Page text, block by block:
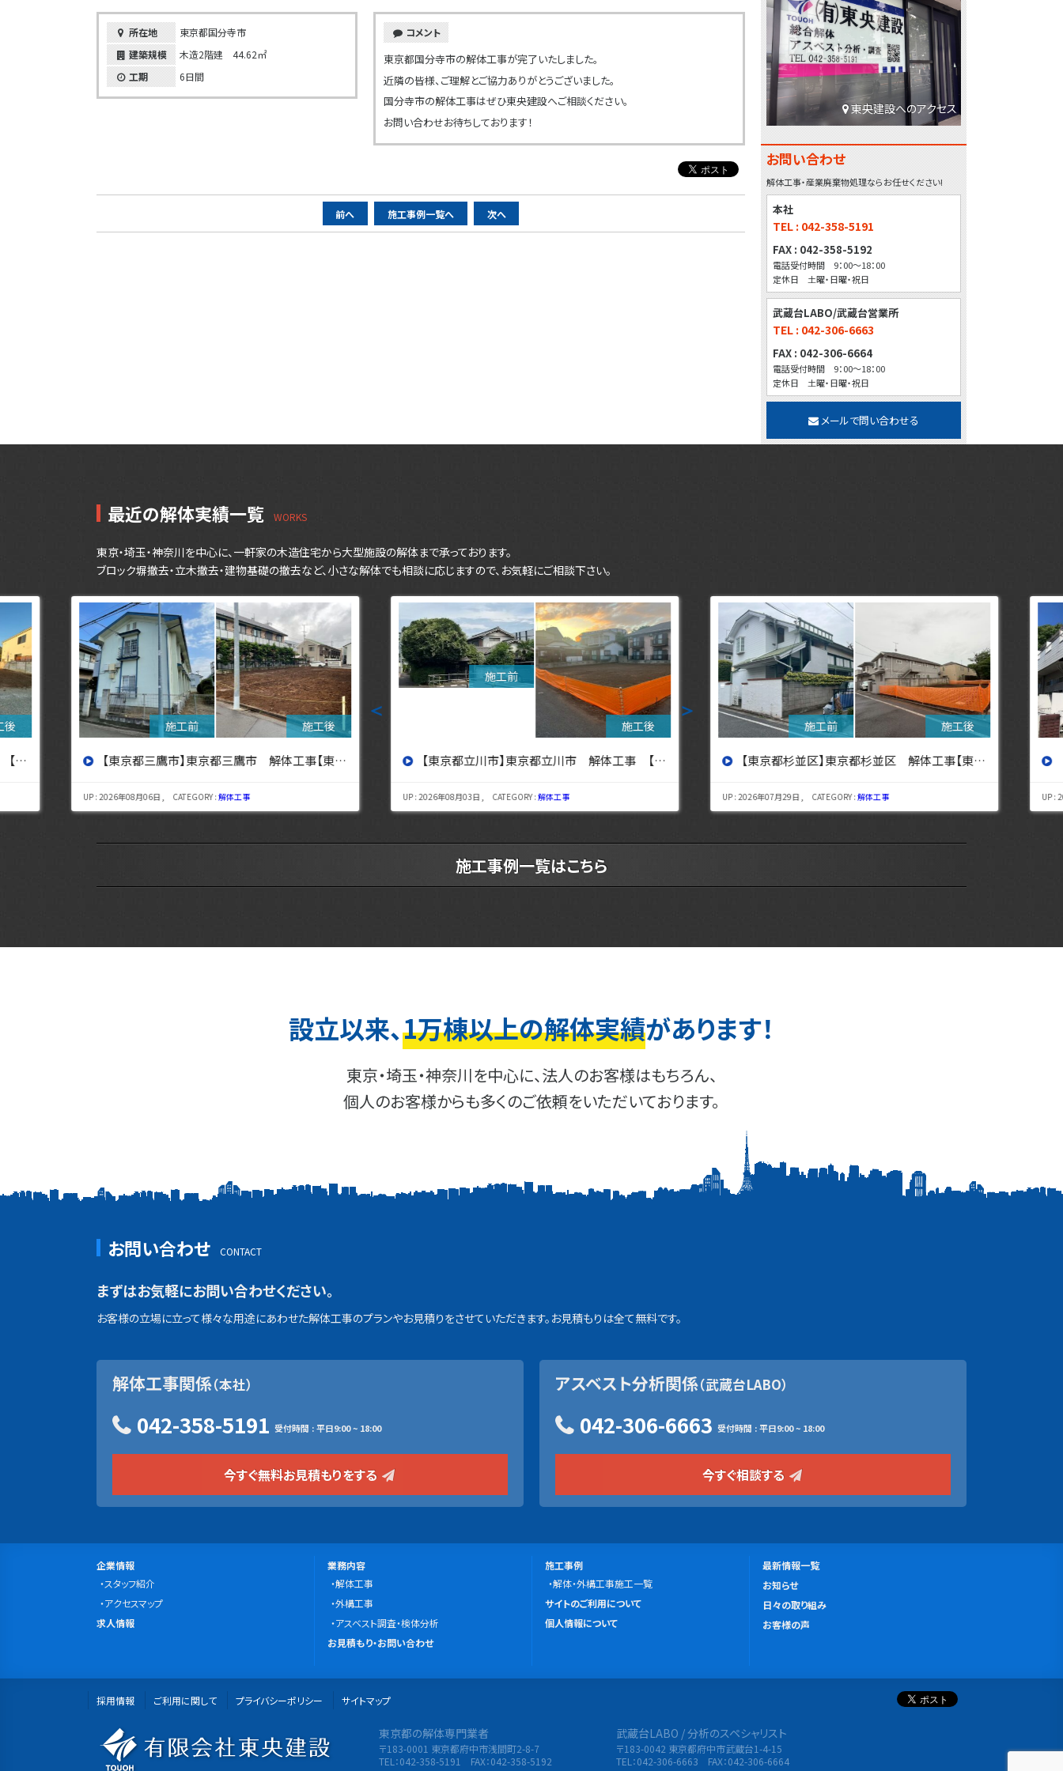
所在地
東京都国分寺市
建築規模
木造2階建 44.62㎡
工期
6日間
コメント
東京都国分寺市の解体工事が完了いたしました。
近隣の皆様、ご理解とご協力ありがとうございました。
国分寺市の解体工事はぜひ東央建設へご相談ください。
お問い合わせお待ちしております！
ー
前へ 施工事例一覧へ 次へ
東央建設へのアクセス
お問い合わせ
解体工事・産業廃棄物処理ならお任せください!
本社
TEL : 042-358-5191
FAX : 042-358-5192
電話受付時間 9：00～18：00
定休日 土曜・日曜・祝日
武蔵台LABO/武蔵台営業所
TEL : 042-306-6663
FAX : 042-306-6664
電話受付時間 9：00～18：00
定休日 土曜・日曜・祝日
メールで問い合わせる
最近の解体実績一覧
東京・埼玉・神奈川を中心に、一軒家の木造住宅から大型施設の解体まで承っております。
ブロック塀撤去・立木撤去・建物基礎の撤去など、小さな解体でも相談に応じますので、お気軽にご相談下さい。
＜
】 【東京都三鷹市】東京都三鷹市 解体工事【東京・埼玉・神奈川の解体工事なら東央建設へ】
UP : 2026年08月06日 , CATEGORY : 解体工事
【東京都立川市】東京都立川市 解体工事 【東京・埼玉・神奈川の解体工事なら東央建設へ】
UP : 2026年08月03日 , CATEGORY : 解体工事
【東京都杉並区】東京都杉並区 解体工事【東京・埼玉・神奈川の解体工事なら東央建設へ】
UP : 2026年07月29日 , CATEGORY : 解体工事 UP :
＞
施工事例一覧はこちら
設立以来、1万棟以上の解体実績があります！
東京・埼玉・神奈川を中心に、法人のお客様はもちろん、
個人のお客様からも多くのご依頼をいただいております。
お問い合わせ
まずはお気軽にお問い合わせください。
お客様の立場に立って様々な用途にあわせた解体工事のプランやお見積りをさせていただきます。お見積もりは全て無料です。
解体工事関係（本社）
042-358-5191 受付時間 : 平日9:00 ~ 18:00
今すぐ無料お見積もりをする
アスベスト分析関係（武蔵台LABO）
042-306-6663 受付時間 : 平日9:00 ~ 18:00
今すぐ相談する
サ
イ
ト
会
社
案
内
企業情報
スタッフ紹介
アクセスマップ
求
報
求人情報
事
業
内
容
業務内容
解体工事
外構工事
アスベスト調査・検体分析
無
お
も
り・
お見積もり・お問い合わせ
施
工
事
例
施工事例
解体・外構工事施工一覧
こ
の
ト
て
サイトのご利用について
個人情報について
更
新
情
報
最新情報一覧
お知らせ
日々の取り組み
お客様の声
採用情報 ご利用に関して プライバシーポリシー サイトマップ
有限会社 東央建設
東京都の解体専門業者
〒183-0001 東京都府中市浅間町2-8-7
TEL：042-358-5191 FAX：042-358-5192
武蔵台LABO / 分析のスペシャリスト
〒183-0042 東京都府中市武蔵台1-4-15
TEL：042-306-6663 FAX：042-306-6664